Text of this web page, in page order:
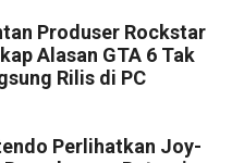
Produser Rockstar
Alasan GTA 6 Tak
Rilis di PC
Perlihatkan Joy-